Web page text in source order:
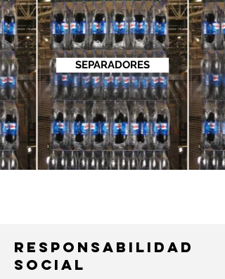
SEPARADORES
RESPONSABILIDAD
SOCIAL